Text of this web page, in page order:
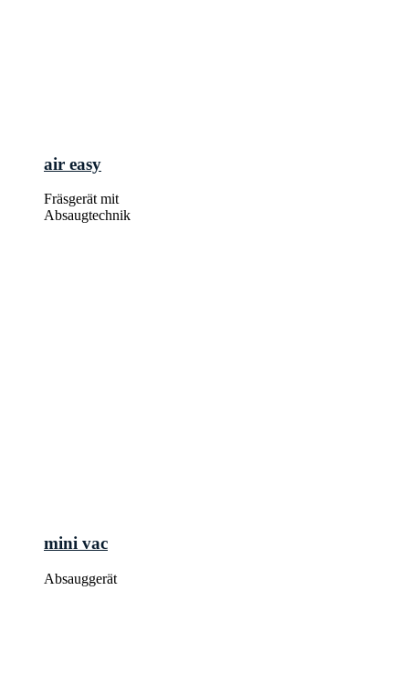
air easy
Fräsgerät mit
Absaugtechnik
mini vac
Absauggerät